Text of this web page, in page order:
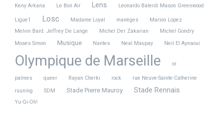
Keny Arkana Le Bon Air Lens Leonardo Balerdi Mason Greenwood
Ligue1 Losc Madame Loyal manèges
Marion Lopez
Melvin Bard. Jeffrey De Lange
Michel Der Zakarian
Michel Gondry
Moses Simon
Musique Nantes Neal Maupay Neil El Aynaoui
Olympique de Marseille or
palmes queer Rayan Cherki rock
rue Neuve-Sainte-Catherine
ruuning
SDM Stade Pierre Mauroy Stade Rennais
Yu-Gi-Oh!